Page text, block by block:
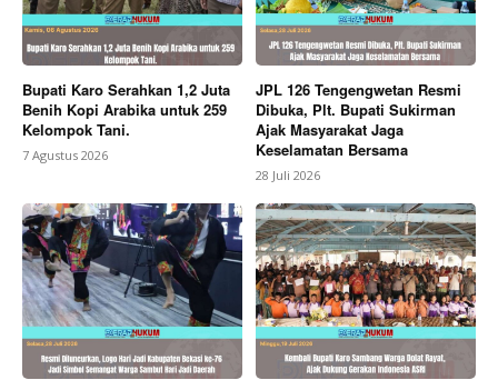
Bupati Karo Serahkan 1,2 Juta
Benih Kopi Arabika untuk 259
Kelompok Tani.
7 Agustus 2026
JPL 126 Tengengwetan Resmi
Dibuka, Plt. Bupati Sukirman
Ajak Masyarakat Jaga
Keselamatan Bersama
28 Juli 2026